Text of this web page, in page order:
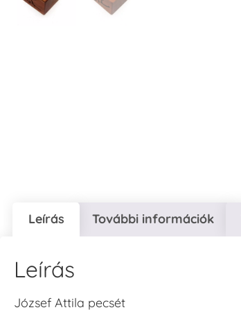
Leírás További információk
Leírás
József Attila pecsét